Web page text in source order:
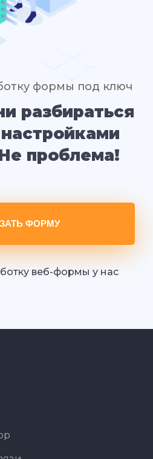
формы под ключ
разбираться
проблема!
ФОРМУ
веб-формы у нас